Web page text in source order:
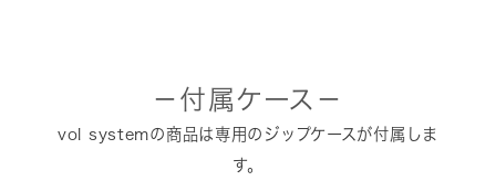
－付属ケース－
vol systemの商品は専用のジップケースが付属しま
す。